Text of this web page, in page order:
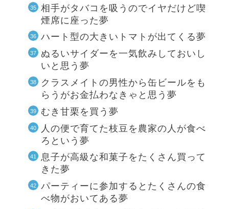
相手がタバコを吸うのでイヤだけど喫
煙席に座った夢
ハート型の大きいトマトが出てくる夢
ぬるいサイダーを一気飲みしておいし
いと思う夢
クラスメイトの男性から缶ビールをも
らうがお金払わなきゃと思う夢
むき甘栗を買う夢
人の便で育てた枝豆を農家の人が食べ
ろという夢
息子が高級な和菓子をたくさん買って
きた夢
パーティーに参加するとたくさんの食
べ物がおいてある夢